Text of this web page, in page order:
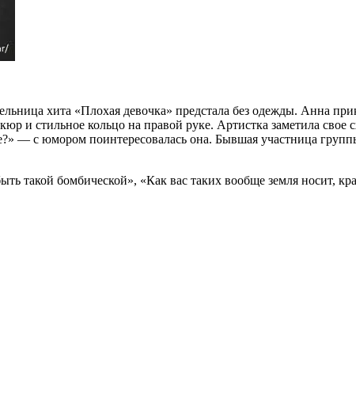
хита «Плохая девочка» предстала без одежды. Анна
и стильное кольцо на правой руке. Артистка заметила свое
— с юмором поинтересовалась она. Бывшая участница
такой бомбической», «Как вас таких вообще земля носит,